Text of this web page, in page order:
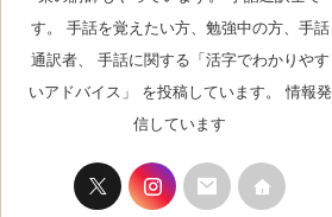
す。 手話を覚えたい方、勉強中の方、手話
通訳者、 手話に関する「活字でわかりやす
いアドバイス」 を投稿しています。 情報発
信しています